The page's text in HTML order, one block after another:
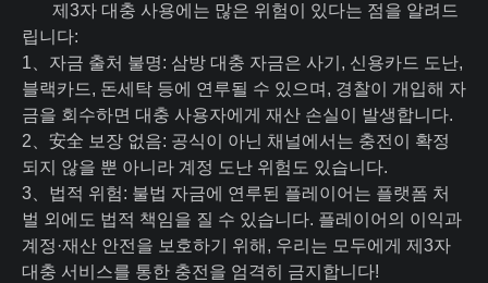
제3자 대충 사용에는 많은 위험이 있다는 점을 알려드
립니다:
1、자금 출처 불명: 삼방 대충 자금은 사기, 신용카드 도난,
블랙카드, 돈세탁 등에 연루될 수 있으며, 경찰이 개입해 자
금을 회수하면 대충 사용자에게 재산 손실이 발생합니다.
2、安全 보장 없음: 공식이 아닌 채널에서는 충전이 확정
되지 않을 뿐 아니라 계정 도난 위험도 있습니다.
3、법적 위험: 불법 자금에 연루된 플레이어는 플랫폼 처
벌 외에도 법적 책임을 질 수 있습니다. 플레이어의 이익과
계정·재산 안전을 보호하기 위해, 우리는 모두에게 제3자
대충 서비스를 통한 충전을 엄격히 금지합니다!